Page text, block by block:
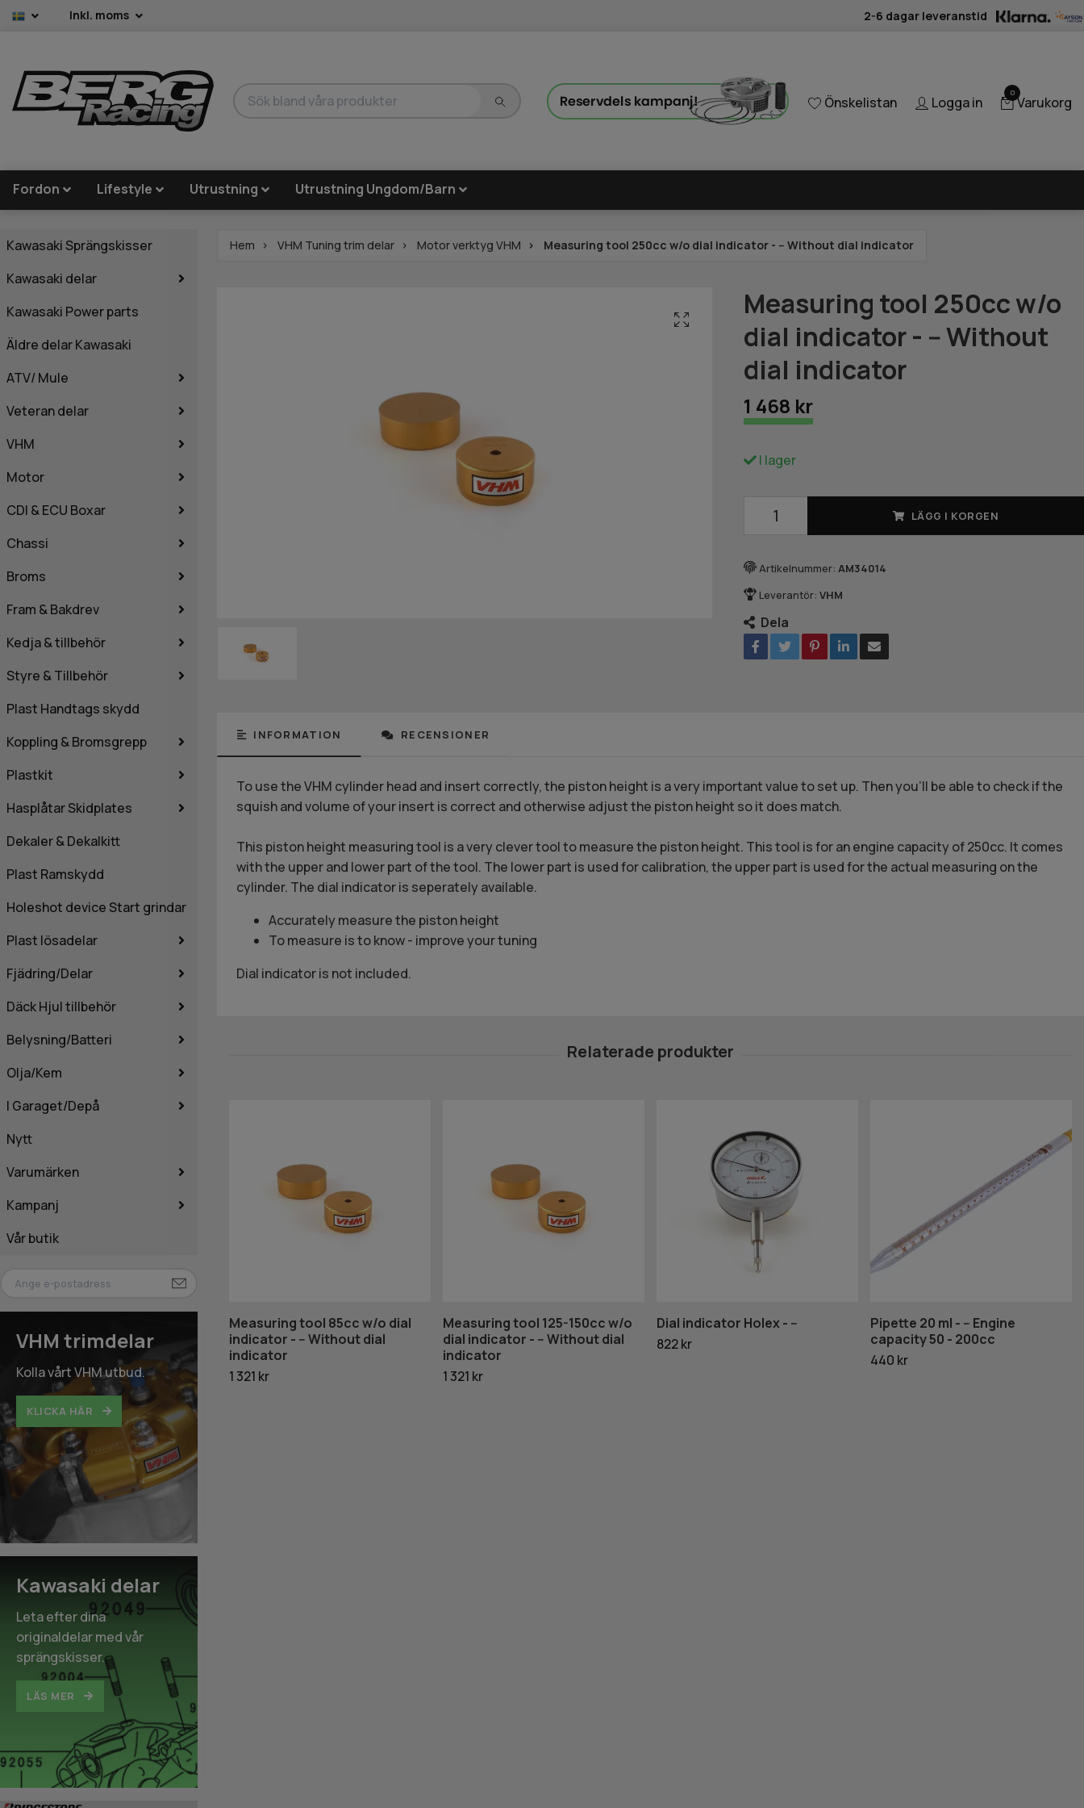
Inkl. moms 2-6 dagar leveranstid
Önskelistan Logga in
0
Varukorg
Fordon Lifestyle Utrustning Utrustning Ungdom/Barn
Kawasaki Sprängskisser
Kawasaki delar
Kawasaki Power parts
Äldre delar Kawasaki
ATV/ Mule
Veteran delar
VHM
Motor
CDI & ECU Boxar
Chassi
Broms
Fram & Bakdrev
Kedja & tillbehör
Styre & Tillbehör
Plast Handtags skydd
Koppling & Bromsgrepp
Plastkit
Hasplåtar Skidplates
Dekaler & Dekalkitt
Plast Ramskydd
Holeshot device Start grindar
Plast lösadelar
Fjädring/Delar
Däck Hjul tillbehör
Belysning/Batteri
Olja/Kem
I Garaget/Depå
Nytt
Varumärken
Kampanj
Vår butik
VHM trimdelar
Kolla vårt VHM utbud.
KLICKA HÄR
Kawasaki delar
Leta efter dina
originaldelar med vår
sprängskisser.
LÄS MER
Hem VHM Tuning trim delar Motor verktyg VHM Measuring tool 250cc w/o dial indicator - -- Without dial indicator
Measuring tool 250cc w/o
dial indicator - -- Without
dial indicator
1 468 kr
I lager
LÄGG I KORGEN
Artikelnummer: AM34014
Leverantör: VHM
Dela
INFORMATION RECENSIONER
To use the VHM cylinder head and insert correctly, the piston height is a very important value to set up. Then you'll be able to check if the
squish and volume of your insert is correct and otherwise adjust the piston height so it does match.
This piston height measuring tool is a very clever tool to measure the piston height. This tool is for an engine capacity of 250cc. It comes
with the upper and lower part of the tool. The lower part is used for calibration, the upper part is used for the actual measuring on the
cylinder. The dial indicator is seperately available.
Accurately measure the piston height
To measure is to know - improve your tuning
Dial indicator is not included.
Measuring tool 85cc w/o dial
indicator - -- Without dial
indicator
1 321 kr
Measuring tool 125-150cc w/o
dial indicator - -- Without dial
indicator
1 321 kr
Dial indicator Holex - --
822 kr
Pipette 20 ml - -- Engine
capacity 50 - 200cc
440 kr